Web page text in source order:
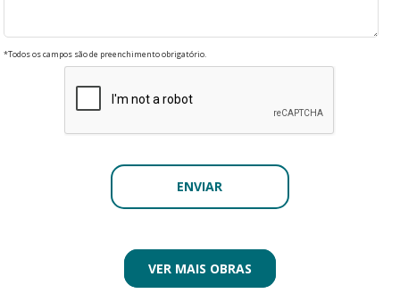
*Todos os campos são de preenchimento obrigatório.
VER MAIS OBRAS